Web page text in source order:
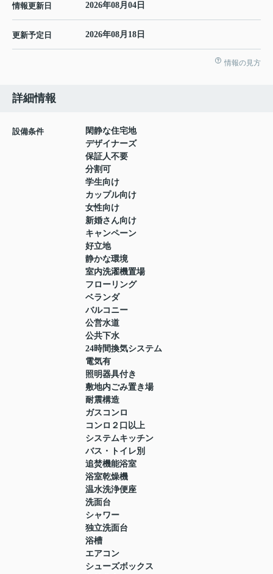
情報更新日 2026年08月04日
更新予定日 2026年08月18日
情報の見方
詳細情報
設備条件
閑静な住宅地
デザイナーズ
保証人不要
分割可
学生向け
カップル向け
女性向け
新婚さん向け
キャンペーン
好立地
静かな環境
室内洗濯機置場
フローリング
ベランダ
バルコニー
公営水道
公共下水
24時間換気システム
電気有
照明器具付き
敷地内ごみ置き場
耐震構造
ガスコンロ
コンロ２口以上
システムキッチン
バス・トイレ別
追焚機能浴室
浴室乾燥機
温水洗浄便座
洗面台
シャワー
独立洗面台
浴槽
エアコン
シューズボックス